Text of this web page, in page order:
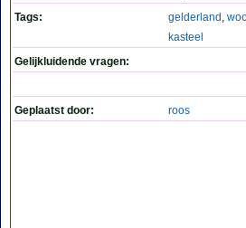
Tags:
gelderland ,
kasteel
Gelijkluidende vragen:
Geplaatst door: roos